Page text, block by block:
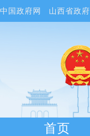
中国政府网 山西省政府
首页